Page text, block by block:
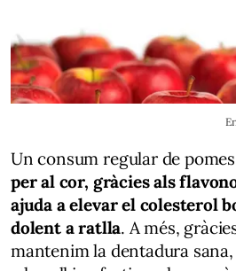
Un consum regular de pomes
per al cor, gràcies als
ajuda a elevar el colesterol
dolent a ratlla. A més,
mantenim la dentadura